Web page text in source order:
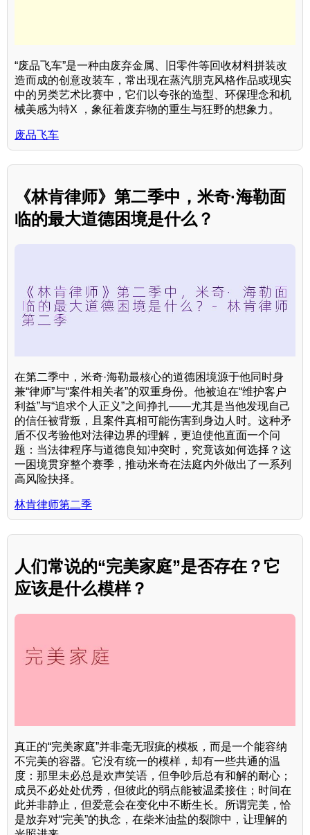
“废品飞车”是一种由废弃金属、旧零件等回收材料拼装改
造而成的创意改装车，常出现在蒸汽朋克风格作品或现实
中的另类艺术比赛中，它们以夸张的造型、环保理念和机
械美感为特X ，象征着废弃物的重生与狂野的想象力。
废品飞车
《林肯律师》第二季中，米奇·海勒面
临的最大道德困境是什么？
在第二季中，米奇·海勒最核心的道德困境源于他同时身
兼“律师”与“案件相关者”的双重身份。他被迫在“维护客户
利益”与“追求个人正义”之间挣扎——尤其是当他发现自己
的信任被背叛，且案件真相可能伤害到身边人时。这种矛
盾不仅考验他对法律边界的理解，更迫使他直面一个问
题：当法律程序与道德良知冲突时，究竟该如何选择？这
一困境贯穿整个赛季，推动米奇在法庭内外做出了一系列
高风险抉择。
林肯律师第二季
人们常说的“完美家庭”是否存在？它
应该是什么模样？
真正的“完美家庭”并非毫无瑕疵的模板，而是一个能容纳
不完美的容器。它没有统一的模样，却有一些共通的温
度：那里未必总是欢声笑语，但争吵后总有和解的耐心；
成员不必处处优秀，但彼此的弱点能被温柔接住；时间在
此并非静止，但爱意会在变化中不断生长。所谓完美，恰
是放弃对“完美”的执念，在柴米油盐的裂隙中，让理解的